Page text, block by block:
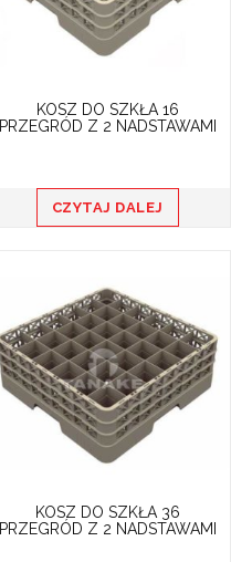
KOSZ DO SZKŁA 16
PRZEGRÓD Z 2 NADSTAWAMI
CZYTAJ DALEJ
KOSZ DO SZKŁA 36
PRZEGRÓD Z 2 NADSTAWAMI